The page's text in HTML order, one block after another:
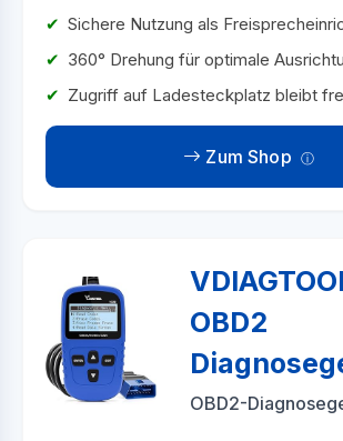
Sichere Nutzung als
360° Drehung für optimale
Zugriff auf Ladesteckplatz bleibt
Zum Shop
OBD2
OBD2-